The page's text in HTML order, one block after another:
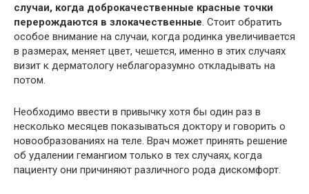
случаи, когда доброкачественные красные точки
перерождаются в злокачественные . Стоит обратить
особое внимание на случаи, когда родинка увеличивается
в размерах, меняет цвет, чешется, именно в этих случаях
визит к дерматологу неблагоразумно откладывать на
потом.
Необходимо ввести в привычку хотя бы один раз в
несколько месяцев показываться доктору и говорить о
новообразованиях на теле. Врач может принять решение
об удалении гемангиом только в тех случаях, когда
пациенту они причиняют различного рода дискомфорт.